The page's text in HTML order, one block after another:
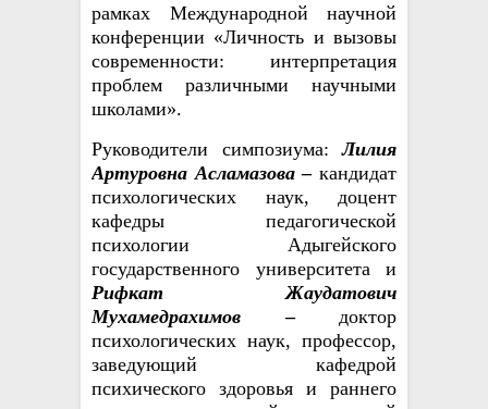
рамках Международной научной
конференции «Личность и вызовы
современности: интерпретация
проблем различными научными
школами».
Руководители симпозиума:Лилия
Артуровна Асламазова–кандидат
психологических наук, доцент
кафедры педагогической
психологии Адыгейского
государственного университета и
Рифкат Жаудатович
Мухамедрахимов– доктор
психологических наук, профессор,
заведующий кафедрой
психического здоровья и раннего